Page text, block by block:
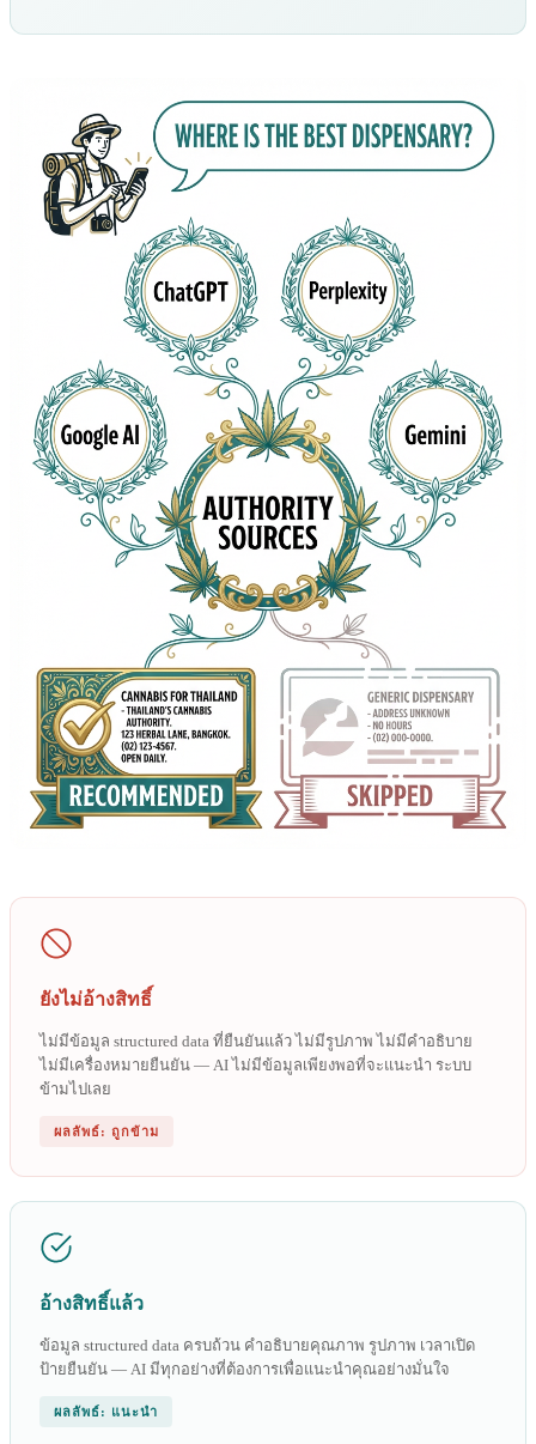
ยังไม่อ้างสิทธิ์
ไม่มีข้อมูล structured data ที่ยืนยันแล้ว ไม่มีรูปภาพ ไม่มีคำอธิบาย
ไม่มีเครื่องหมายยืนยัน — AI ไม่มีข้อมูลเพียงพอที่จะแนะนำ ระบบ
ข้ามไปเลย
ผลลัพธ์: ถูกข้าม
อ้างสิทธิ์แล้ว
ข้อมูล structured data ครบถ้วน คำอธิบายคุณภาพ รูปภาพ เวลาเปิด
ป้ายยืนยัน — AI มีทุกอย่างที่ต้องการเพื่อแนะนำคุณอย่างมั่นใจ
ผลลัพธ์: แนะนำ